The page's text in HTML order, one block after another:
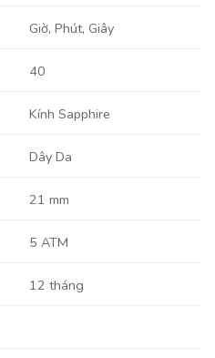
Giờ, Phút, Giây
40
Kính Sapphire
Dây Da
21 mm
5 ATM
12 tháng